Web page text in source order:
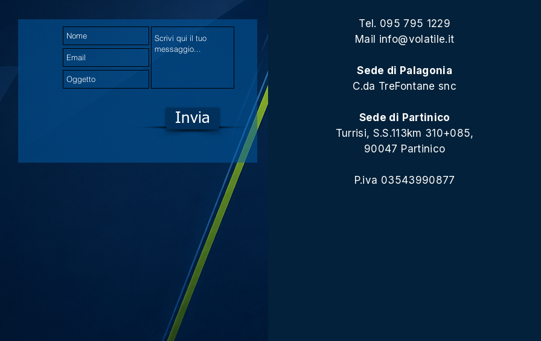
Invia
Tel. 095 795 1229
Mail info@volatile.it
Sede di Palagonia
C.da TreFontane snc
Sede di Partinico
Turrisi, S.S.113km 310+085,
90047 Partinico
P.iva 03543990877